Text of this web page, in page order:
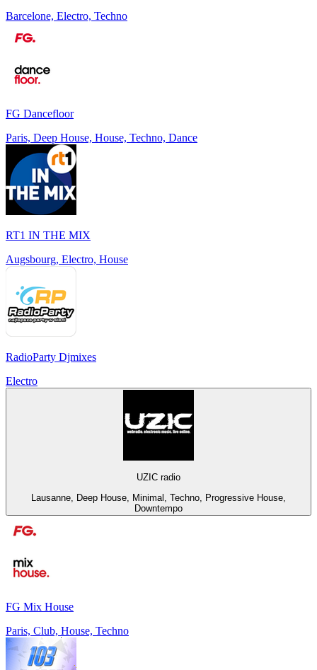
Barcelone, Electro, Techno
FG Dancefloor
Paris, Deep House, House, Techno, Dance
RT1 IN THE MIX
Augsbourg, Electro, House
RadioParty Djmixes
Electro
UZIC radio
Lausanne, Deep House, Minimal, Techno, Progressive House,
Downtempo
FG Mix House
Paris, Club, House, Techno